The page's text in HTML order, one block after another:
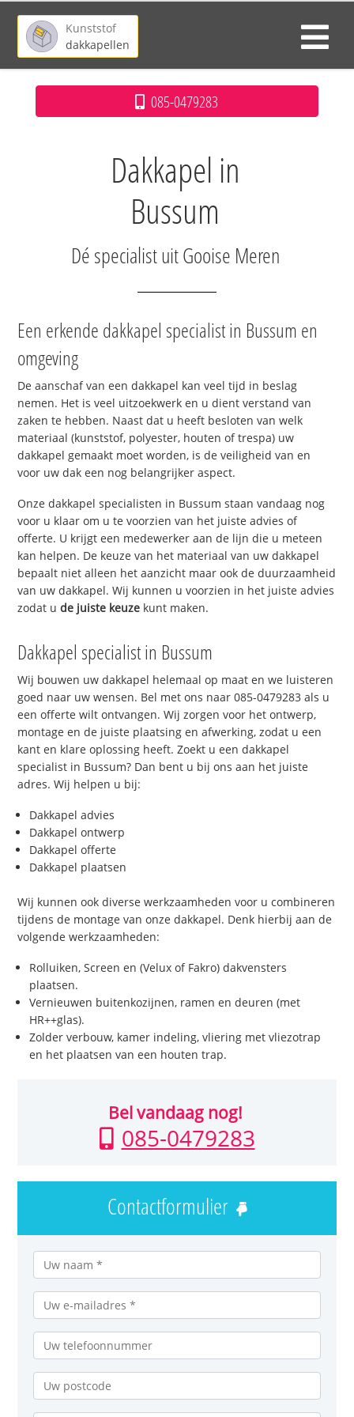
Kunststof
dakkapellen
085-0479283
Dakkapel in
Bussum
Dé specialist uit Gooise Meren
Een erkende dakkapel specialist in Bussum en
omgeving
De aanschaf van een dakkapel kan veel tijd in beslag
nemen. Het is veel uitzoekwerk en u dient verstand van
zaken te hebben. Naast dat u heeft besloten van welk
materiaal (kunststof, polyester, houten of trespa) uw
dakkapel gemaakt moet worden, is de veiligheid van en
voor uw dak een nog belangrijker aspect.
Onze dakkapel specialisten in Bussum staan vandaag nog
voor u klaar om u te voorzien van het juiste advies of
offerte. U krijgt een medewerker aan de lijn die u meteen
kan helpen. De keuze van het materiaal van uw dakkapel
bepaalt niet alleen het aanzicht maar ook de duurzaamheid
van uw dakkapel. Wij kunnen u voorzien in het juiste advies
zodat ude juiste keuze kunt maken.
Dakkapel specialist in Bussum
Wij bouwen uw dakkapel helemaal op maat en we luisteren
goed naar uw wensen. Bel met ons naar 085-0479283 als u
een offerte wilt ontvangen. Wij zorgen voor het ontwerp,
montage en de juiste plaatsing en afwerking, zodat u een
kant en klare oplossing heeft. Zoekt u een dakkapel
specialist in Bussum? Dan bent u bij ons aan het juiste
adres. Wij helpen u bij:
Dakkapel advies
Dakkapel ontwerp
Dakkapel offerte
Dakkapel plaatsen
Wij kunnen ook diverse werkzaamheden voor u combineren
tijdens de montage van onze dakkapel. Denk hierbij aan de
volgende werkzaamheden:
Rolluiken, Screen en (Velux of Fakro) dakvensters
plaatsen.
Vernieuwen buitenkozijnen, ramen en deuren (met
HR++glas).
Zolder verbouw, kamer indeling, vliering met vliezotrap
en het plaatsen van een houten trap.
Bel vandaag nog!
085-0479283
Contactformulier